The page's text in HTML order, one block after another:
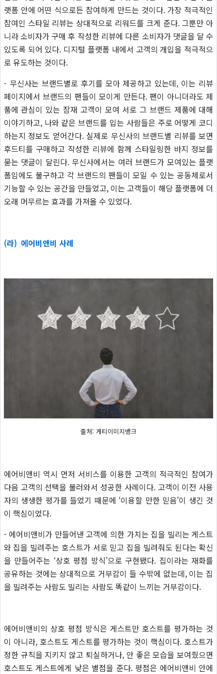
랫폼 안에 어떤 식으로든 참여하게 만드는 것이다. 가장 적극적인
참여인 스타일 리뷰는 상대적으로 리워드를 크게 준다. 그뿐만 아
니라 소비자가 구매 후 작성한 리뷰에 다른 소비자가 댓글을 달 수
있도록 되어 있다. 디지털 플랫폼 내에서 고객의 개입을 적극적으
로 유도하는 것이다.
- 무신사는 브랜드별로 후기를 모아 제공하고 있는데, 이는 리뷰
페이지에서 브랜드의 팬들이 모이게 만든다. 팬이 아니더라도 제
품에 관심이 있는 잠재 고객이 모여 서로 그 브랜드 제품에 대해
이야기하고, 나와 같은 브랜드를 입는 사람들은 주로 어떻게 코디
하는지 정보도 얻어간다. 실제로 무신사의 브랜드별 리뷰를 보면
후드티를 구매하고 작성한 리뷰에 함께 스타일링한 바지 정보를
묻는 댓글이 달린다. 무신사에서는 여러 브랜드가 모여있는 플랫
폼임에도 불구하고 각 브랜드의 팬들이 모일 수 있는 공동체로서
기능할 수 있는 공간을 만들었고, 이는 고객들이 해당 플랫폼에 더
오래 머무르는 효과를 가져올 수 있었다.
(라) 에어비앤비 사례
출처: 게티이미지뱅크
에어비앤비 역시 먼저 서비스를 이용한 고객의 적극적인 참여가
다음 고객의 선택을 불러와서 성공한 사례이다. 고객이 이전 사용
자의 생생한 평가를 들었기 때문에 ‘이용할 만한 믿음’이 생긴 것
이 핵심이었다.
- 에어비앤비가 만들어낸 고객에 의한 가치는 집을 빌리는 게스트
와 집을 빌려주는 호스트가 서로 믿고 집을 빌려줘도 된다는 확신
을 만들어주는 ‘상호 평점 방식’으로 구현됐다. 집이라는 재화를
공유하는 것에는 상대적으로 거부감이 들 수밖에 없는데, 이는 집
을 빌려주는 사람도 빌리는 사람도 똑같이 느끼는 거부감이다.
에어비앤비의 상호 평점 방식은 게스트만 호스트를 평가하는 것
이 아니라, 호스트도 게스트를 평가하는 것이 핵심이다. 호스트가
정한 규칙을 지키지 않고 퇴실하거나, 안 좋은 모습을 보여줬으면
호스트도 게스트에게 낮은 별점을 준다. 평점은 에어비앤비 안에